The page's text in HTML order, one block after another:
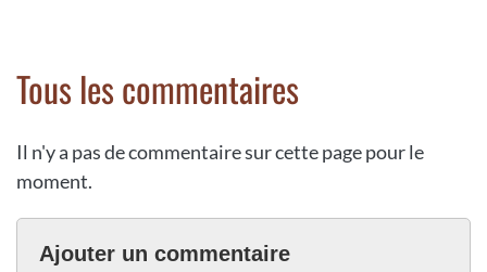
Tous les commentaires
Il n'y a pas de commentaire sur cette page pour le
moment.
Ajouter un commentaire